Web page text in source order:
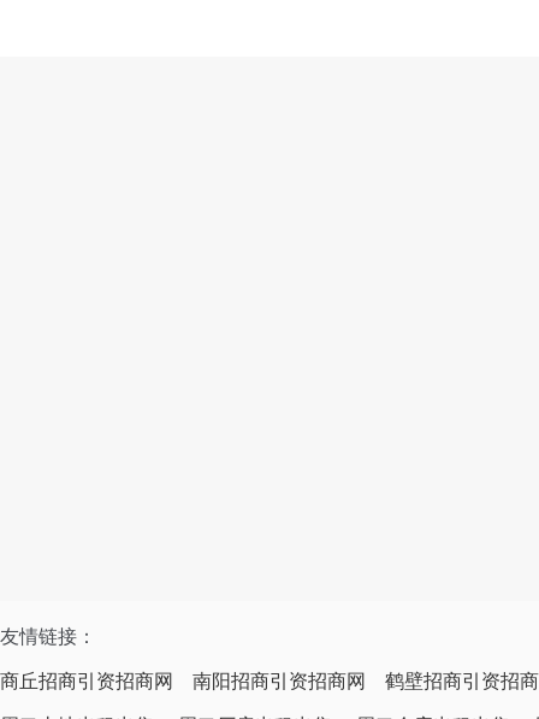
友情链接：
商丘招商引资招商网 南阳招商引资招商网 鹤壁招商引资招